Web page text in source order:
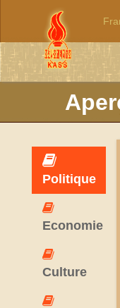
Politique
Economie
Culture